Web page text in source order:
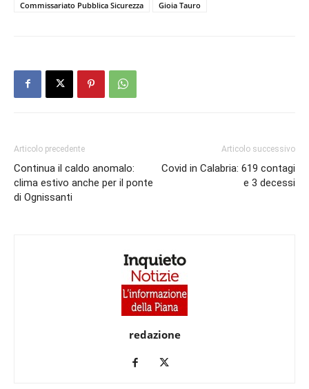
Commissariato Pubblica Sicurezza Gioia Tauro
Articolo precedente
Continua il caldo anomalo:
clima estivo anche per il ponte
di Ognissanti
Articolo successivo
Covid in Calabria: 619 contagi
e 3 decessi
redazione